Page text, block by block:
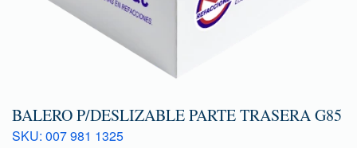
BALERO P/DESLIZABLE PARTE TRASERA G85
SKU: 007 981 1325